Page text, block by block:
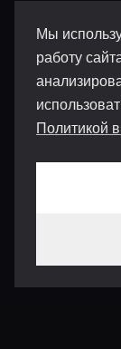
Мы
работу
Политикой